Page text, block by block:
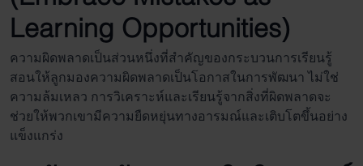
Learning Opportunities)
ความผิดพลาดเป็นส่วนหนึ่งที่สำคัญของกระบวนการเรียนรู้
สอนให้ลูกมองความผิดพลาดเป็นโอกาสในการพัฒนา ไม่ใช่
ความล้มเหลว การวิเคราะห์และเรียนรู้จากสิ่งที่ผิดพลาดจะ
ช่วยให้พวกเขามีความยืดหยุ่นทางอารมณ์และเติบโตขึ้นอย่าง
แข็งแกร่ง